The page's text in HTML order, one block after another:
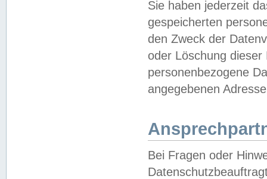
Sie haben jederzeit
gespeicherten
den Zweck der
oder Löschung
personenbezogene
angegebenen
Bei Fragen oder